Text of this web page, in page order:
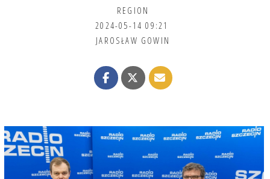
REGION
2024-05-14 09:21
JAROSŁAW GOWIN